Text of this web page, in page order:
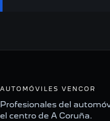
AUTOMÓVILES VENCOR
Profesionales del
el centro de A Coruña.